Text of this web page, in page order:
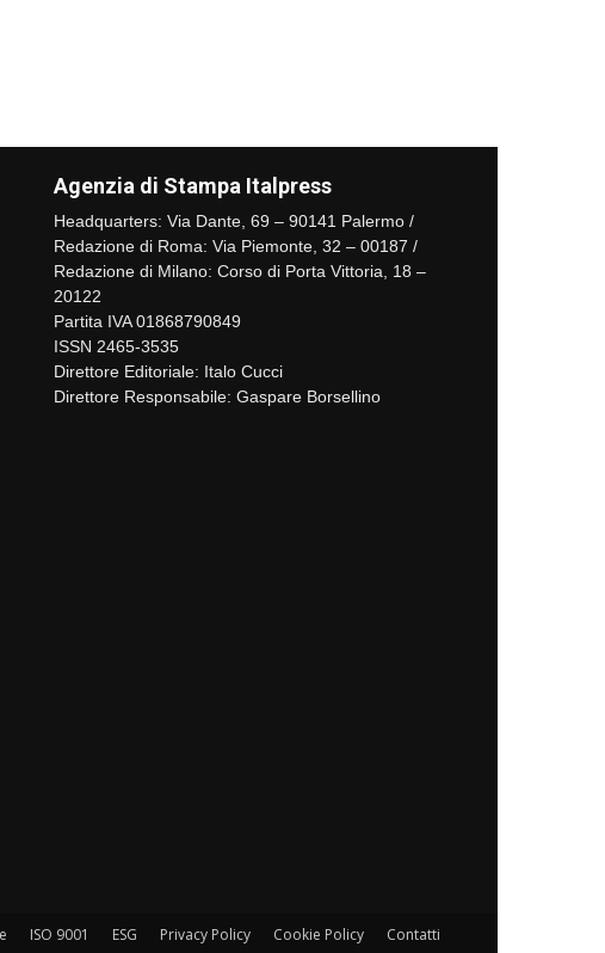
Agenzia di Stampa Italpress
Headquarters: Via Dante, 69 – 90141 Palermo /
Redazione di Roma: Via Piemonte, 32 – 00187 /
Redazione di Milano: Corso di Porta Vittoria, 18 –
20122
Partita IVA 01868790849
ISSN 2465-3535
Direttore Editoriale: Italo Cucci
Direttore Responsabile: Gaspare Borsellino
ISO 9001 ESG Privacy Policy Cookie Policy Contatti